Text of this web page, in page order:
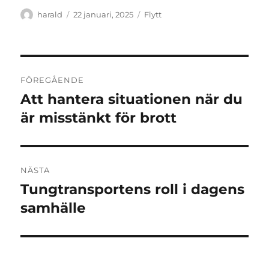
Författare
harald
Publicerat
22 januari, 2025 Kategorier
Flytt
FÖREGÅENDE
Föregående
inlägg:
Att hantera situationen när du
är misstänkt för brott
NÄSTA
Nästa
inlägg:
Tungtransportens roll i dagens
samhälle